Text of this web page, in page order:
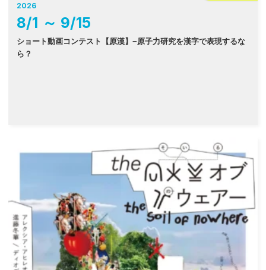
2026
8/1 ～ 9/15
ショート動画コンテスト【原漢】−原子力研究を漢字で表現するな
ら？